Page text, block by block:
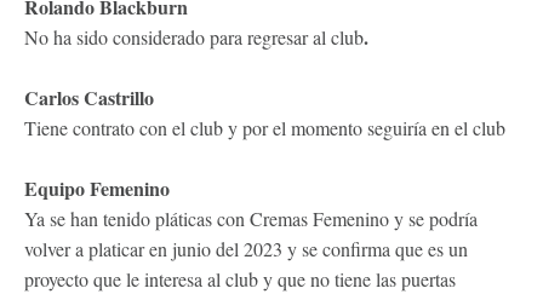
Rolando Blackburn
No ha sido considerado para regresar al club.
Carlos Castrillo
Tiene contrato con el club y por el momento seguiría en el club
Equipo Femenino
Ya se han tenido pláticas con Cremas Femenino y se podría
volver a platicar en junio del 2023 y se confirma que es un
proyecto que le interesa al club y que no tiene las puertas